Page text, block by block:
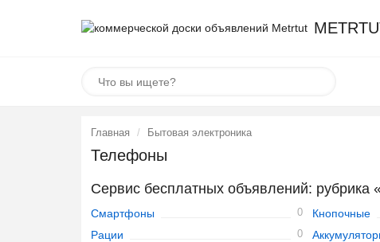
Главная Бытовая электроника
Телефоны
Сервис бесплатных объявлений: рубрика
Смартфоны 0 Кнопочные
Рации 0